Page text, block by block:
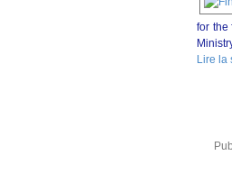
for the
Lire la